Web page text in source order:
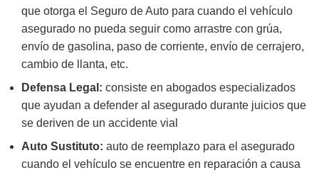
que otorga el Seguro de Auto para cuando el vehículo
asegurado no pueda seguir como arrastre con grúa,
envío de gasolina, paso de corriente, envío de cerrajero,
cambio de llanta, etc.
Defensa Legal: consiste en abogados especializados
que ayudan a defender al asegurado durante juicios que
se deriven de un accidente vial
Auto Sustituto: auto de reemplazo para el asegurado
cuando el vehículo se encuentre en reparación a causa